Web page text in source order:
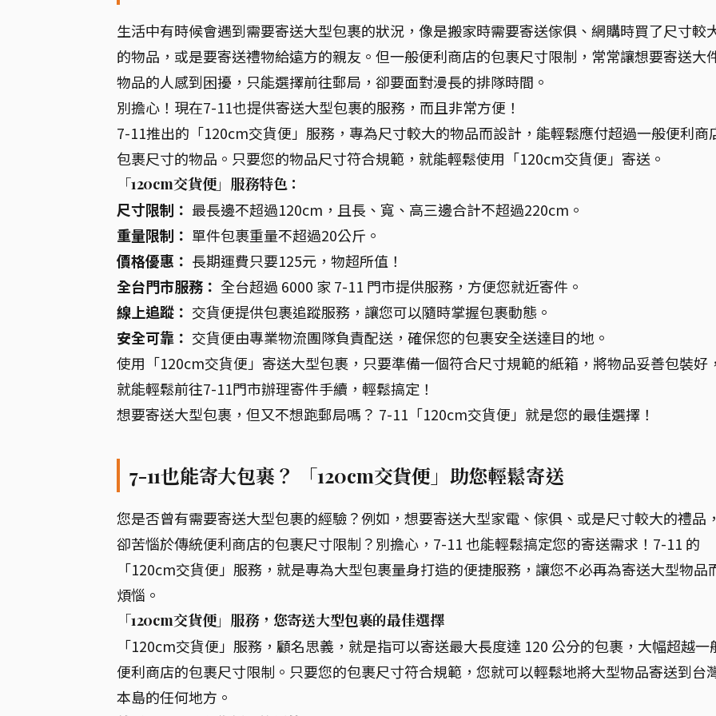
生活中有時候會遇到需要寄送大型包裹的狀況，像是搬家時需要寄送傢俱、網購時買了尺寸較
的物品，或是要寄送禮物給遠方的親友。但一般便利商店的包裹尺寸限制，常常讓想要寄送大
物品的人感到困擾，只能選擇前往郵局，卻要面對漫長的排隊時間。
別擔心！現在7-11也提供寄送大型包裹的服務，而且非常方便！
7-11推出的「120cm交貨便」服務，專為尺寸較大的物品而設計，能輕鬆應付超過一般便利商
包裹尺寸的物品。只要您的物品尺寸符合規範，就能輕鬆使用「120cm交貨便」寄送。
「120cm交貨便」服務特色：
尺寸限制： 最長邊不超過120cm，且長、寬、高三邊合計不超過220cm。
重量限制： 單件包裹重量不超過20公斤。
價格優惠： 長期運費只要125元，物超所值！
全台門市服務： 全台超過 6000 家 7-11 門市提供服務，方便您就近寄件。
線上追蹤： 交貨便提供包裹追蹤服務，讓您可以隨時掌握包裹動態。
安全可靠： 交貨便由專業物流團隊負責配送，確保您的包裹安全送達目的地。
使用「120cm交貨便」寄送大型包裹，只要準備一個符合尺寸規範的紙箱，將物品妥善包裝好，
就能輕鬆前往7-11門市辦理寄件手續，輕鬆搞定！
想要寄送大型包裹，但又不想跑郵局嗎？ 7-11「120cm交貨便」就是您的最佳選擇！
7-11也能寄大包裹？ 「120cm交貨便」助您輕鬆寄送
您是否曾有需要寄送大型包裹的經驗？例如，想要寄送大型家電、傢俱、或是尺寸較大的禮品，
卻苦惱於傳統便利商店的包裹尺寸限制？別擔心，7-11 也能輕鬆搞定您的寄送需求！7-11 的
「120cm交貨便」服務，就是專為大型包裹量身打造的便捷服務，讓您不必再為寄送大型物品
煩惱。
「120cm交貨便」服務，您寄送大型包裹的最佳選擇
「120cm交貨便」服務，顧名思義，就是指可以寄送最大長度達 120 公分的包裹，大幅超越一
便利商店的包裹尺寸限制。只要您的包裹尺寸符合規範，您就可以輕鬆地將大型物品寄送到台
本島的任何地方。